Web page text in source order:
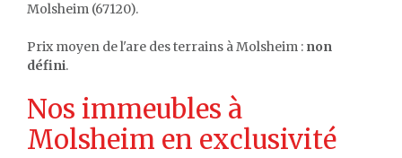
Molsheim (67120).
Prix moyen de l'are des terrains à Molsheim : non
défini.
Nos immeubles à
Molsheim en exclusivité